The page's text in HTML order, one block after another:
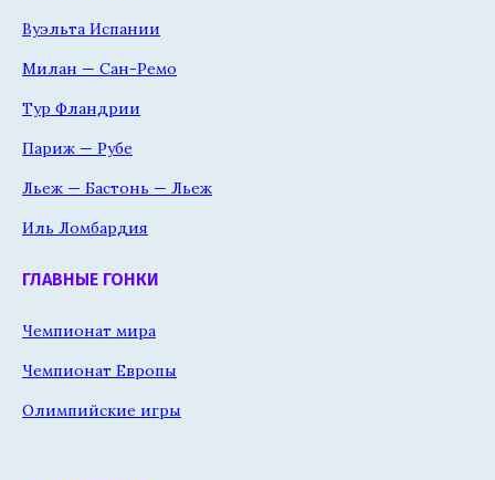
Вуэльта Испании
Милан — Сан-Ремо
Тур Фландрии
Париж — Рубе
Льеж — Бастонь — Льеж
Иль Ломбардия
ГЛАВНЫЕ ГОНКИ
Чемпионат мира
Чемпионат Европы
Олимпийские игры